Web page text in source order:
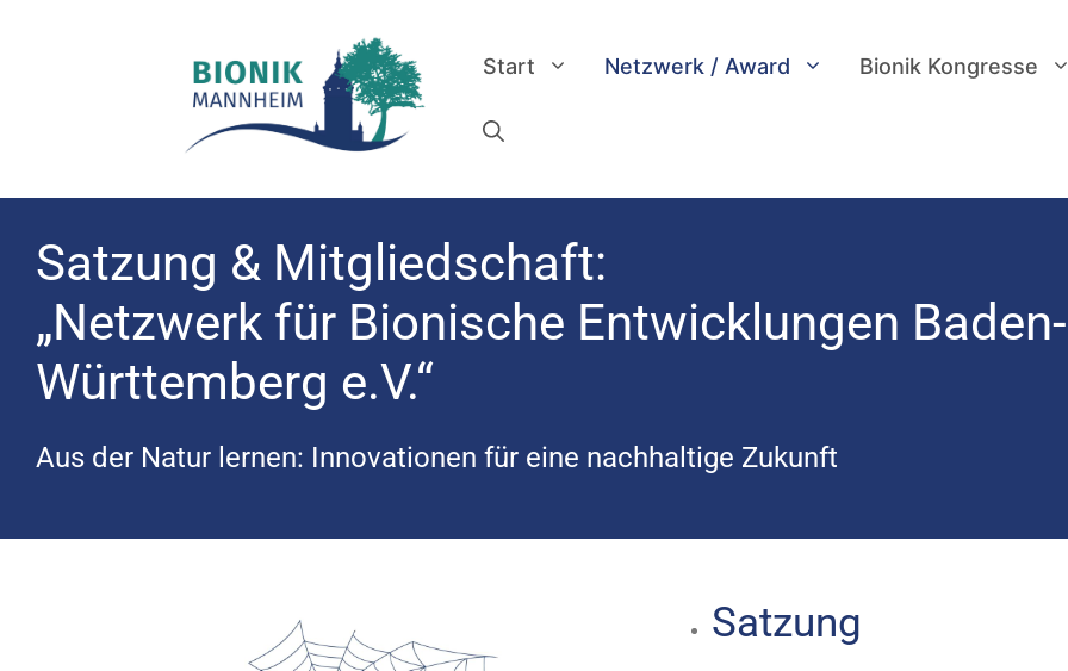
Start Netzwerk / Award Bionik Kongresse
Satzung & Mitgliedschaft:
„Netzwerk für Bionische Entwicklungen Baden-
Württemberg e.V.“
Aus der Natur lernen: Innovationen für eine nachhaltige Zukunft
Satzung